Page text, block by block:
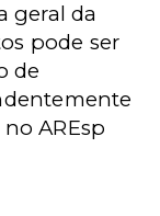
geral da
pode ser
de
AREsp